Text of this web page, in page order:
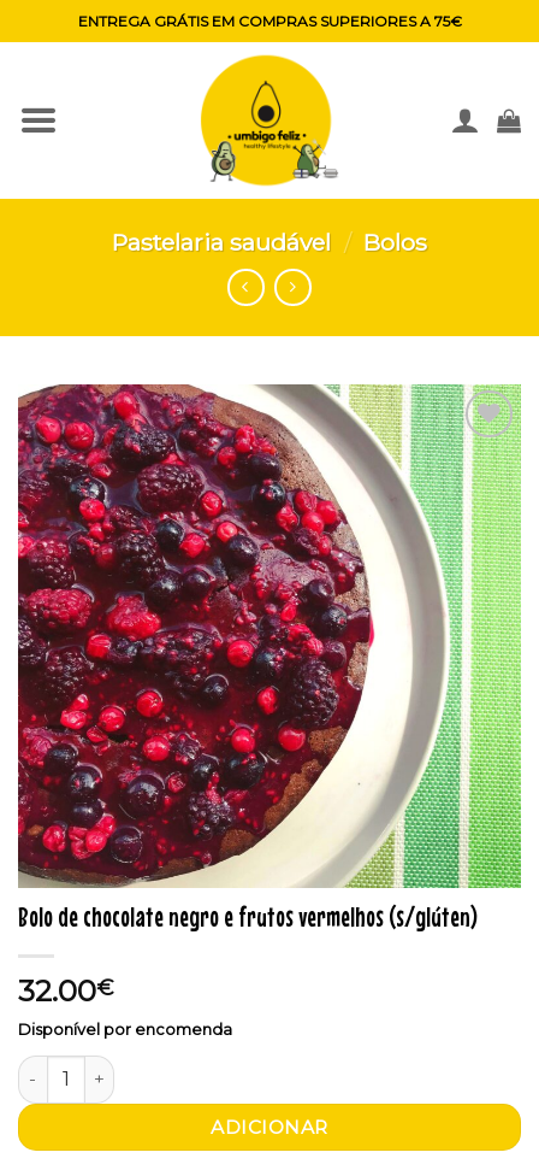
to
ENTREGA GRÁTIS EM COMPRAS SUPERIORES A 75€
Pastelaria saudável / Bolos
Adicionar
aos
favoritos
Bolo de chocolate negro e frutos vermelhos (s/glúten)
32.00€
Disponível por encomenda
Quantidade de Bolo de chocolate negro e frutos
ADICIONAR